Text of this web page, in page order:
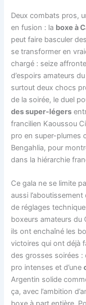
Deux combats pros,
en fusion : la boxe à
peut faire basculer
se transformer en
chargé : seize
d’espoirs amateurs
surtout deux chocs
de la soirée, le duel
des super-légers
francilien Kaoussou
pro en super-plumes
Bengahlia, pour
dans la hiérarchie
Ce gala ne se limite
aussi
de réglages
boxeurs amateurs du
ils ont enchaîné les
victoires qui ont déjà
des grosses soirées
pro intenses et d’une
Argentin solide
ça, avec l’ambition